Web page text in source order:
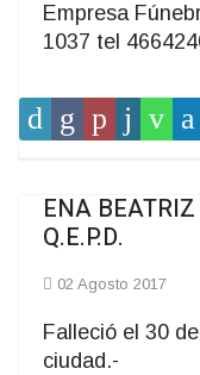
Empresa
1037 tel
ENA
Q.E.P.D.
02 Agosto 2017
Falleció el 30
ciudad.-